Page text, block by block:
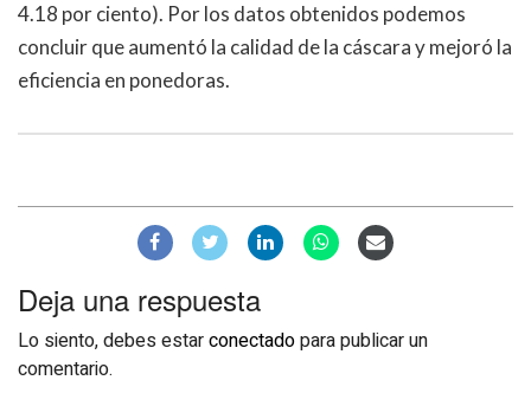
4.18 por ciento). Por los datos obtenidos podemos
concluir que aumentó la calidad de la cáscara y mejoró la
eficiencia en ponedoras.
Deja una respuesta
Lo siento, debes estarconectadopara publicar un
comentario.